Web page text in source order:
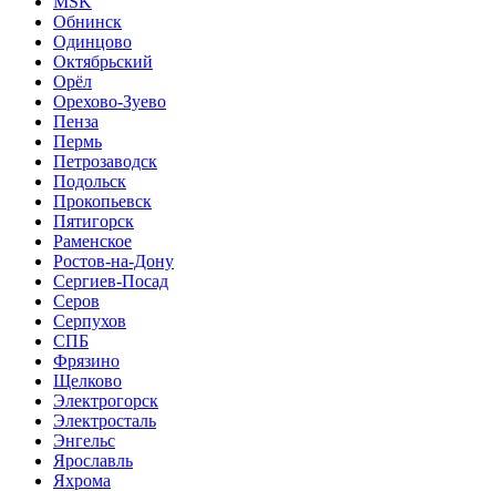
Обнинск
Одинцово
Октябрьский
Орёл
Орехово-Зуево
Пенза
Пермь
Петрозаводск
Подольск
Прокопьевск
Пятигорск
Раменское
Ростов-на-Дону
Сергиев-Посад
Серов
Серпухов
СПБ
Фрязино
Щелково
Электрогорск
Электросталь
Энгельс
Ярославль
Яхрома